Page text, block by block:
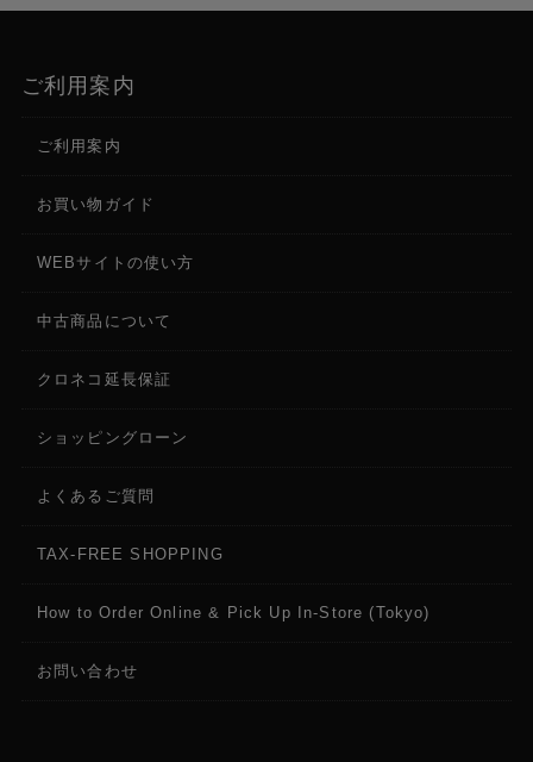
ご利用案内
ご利用案内
お買い物ガイド
WEBサイトの使い方
中古商品について
クロネコ延長保証
ショッピングローン
よくあるご質問
TAX-FREE SHOPPING
How to Order Online & Pick Up In-Store (Tokyo)
お問い合わせ